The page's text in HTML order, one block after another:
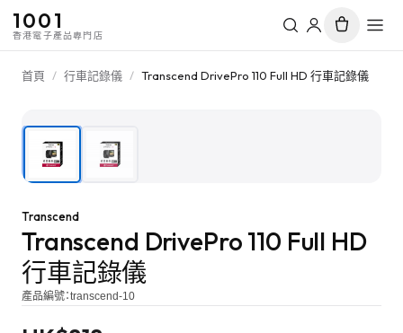
1001
香港電子產品專門店
首頁 / 行車記錄儀 / Transcend DrivePro 110 Full HD 行車記錄儀
Transcend
Transcend DrivePro 110 Full HD
行車記錄儀
產品編號：transcend-10